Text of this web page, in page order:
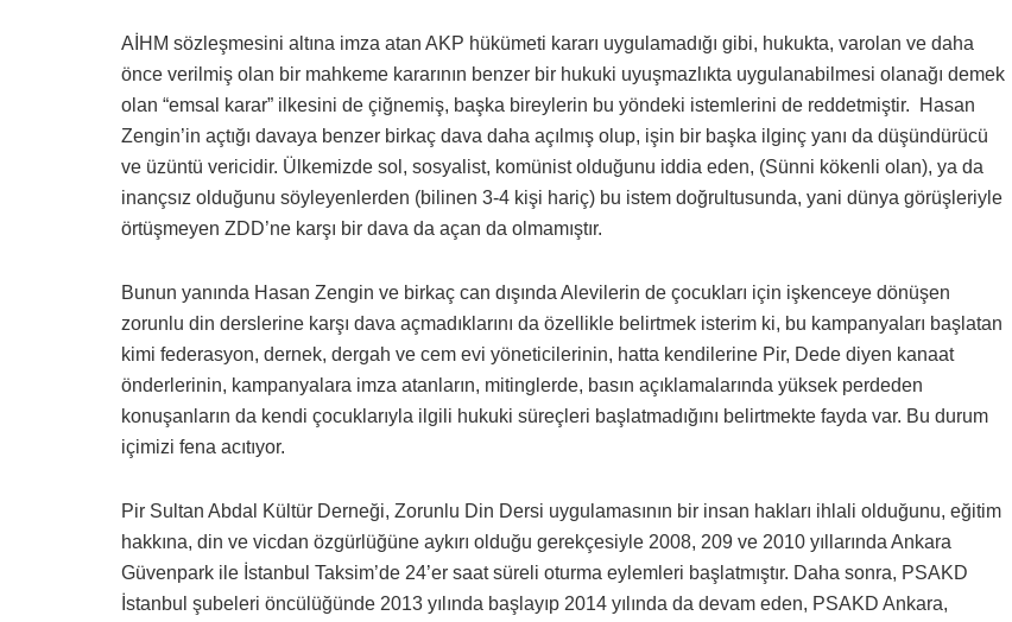
AİHM sözleşmesini altına imza atan AKP hükümeti kararı uygulamadığı gibi, hukukta, varolan ve daha
önce verilmiş olan bir mahkeme kararının benzer bir hukuki uyuşmazlıkta uygulanabilmesi olanağı demek
olan “emsal karar” ilkesini de çiğnemiş, başka bireylerin bu yöndeki istemlerini de reddetmiştir. Hasan
Zengin’in açtığı davaya benzer birkaç dava daha açılmış olup, işin bir başka ilginç yanı da düşündürücü
ve üzüntü vericidir. Ülkemizde sol, sosyalist, komünist olduğunu iddia eden, (Sünni kökenli olan), ya da
inançsız olduğunu söyleyenlerden (bilinen 3-4 kişi hariç) bu istem doğrultusunda, yani dünya görüşleriyle
örtüşmeyen ZDD’ne karşı bir dava da açan da olmamıştır.
Bunun yanında Hasan Zengin ve birkaç can dışında Alevilerin de çocukları için işkenceye dönüşen
zorunlu din derslerine karşı dava açmadıklarını da özellikle belirtmek isterim ki, bu kampanyaları başlatan
kimi federasyon, dernek, dergah ve cem evi yöneticilerinin, hatta kendilerine Pir, Dede diyen kanaat
önderlerinin, kampanyalara imza atanların, mitinglerde, basın açıklamalarında yüksek perdeden
konuşanların da kendi çocuklarıyla ilgili hukuki süreçleri başlatmadığını belirtmekte fayda var. Bu durum
içimizi fena acıtıyor.
Pir Sultan Abdal Kültür Derneği, Zorunlu Din Dersi uygulamasının bir insan hakları ihlali olduğunu, eğitim
hakkına, din ve vicdan özgürlüğüne aykırı olduğu gerekçesiyle 2008, 209 ve 2010 yıllarında Ankara
Güvenpark ile İstanbul Taksim’de 24’er saat süreli oturma eylemleri başlatmıştır. Daha sonra, PSAKD
İstanbul şubeleri öncülüğünde 2013 yılında başlayıp 2014 yılında da devam eden, PSAKD Ankara,